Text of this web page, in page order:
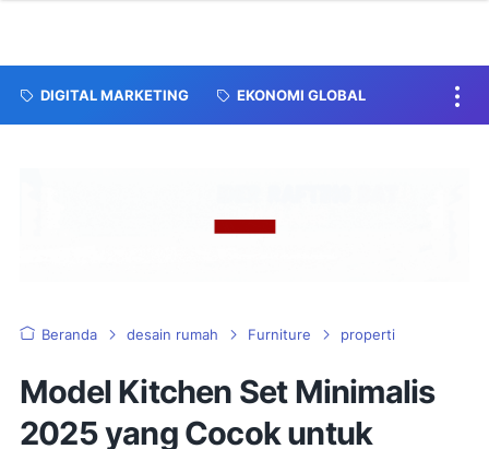
DIGITAL MARKETING EKONOMI GLOBAL
Beranda desain rumah Furniture properti
Model Kitchen Set Minimalis
2025 yang Cocok untuk